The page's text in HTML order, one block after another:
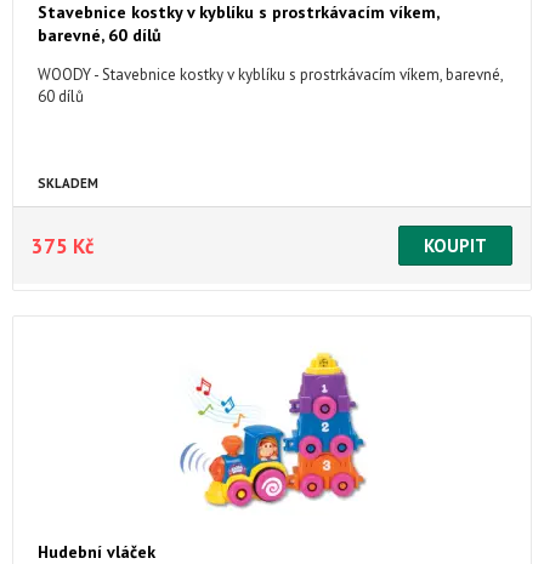
Stavebnice kostky v kyblíku s prostrkávacím víkem,
barevné, 60 dílů
WOODY - Stavebnice kostky v kyblíku s prostrkávacím víkem, barevné,
60 dílů
SKLADEM
375 Kč
Hudební vláček